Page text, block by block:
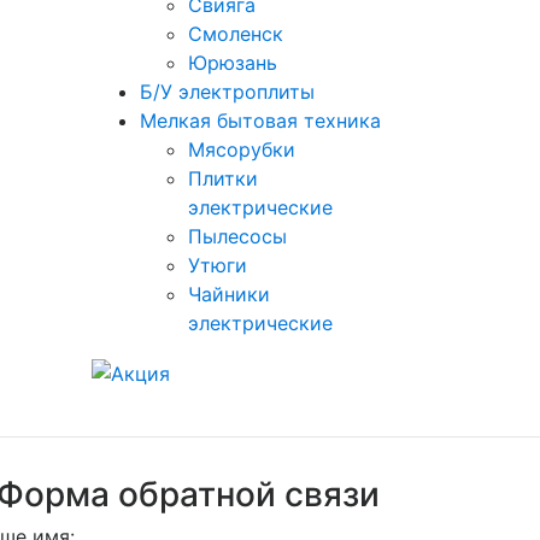
Свияга
Смоленск
Юрюзань
Б/У электроплиты
Мелкая бытовая техника
Мясорубки
Плитки
электрические
Пылесосы
Утюги
Чайники
электрические
обратной связи